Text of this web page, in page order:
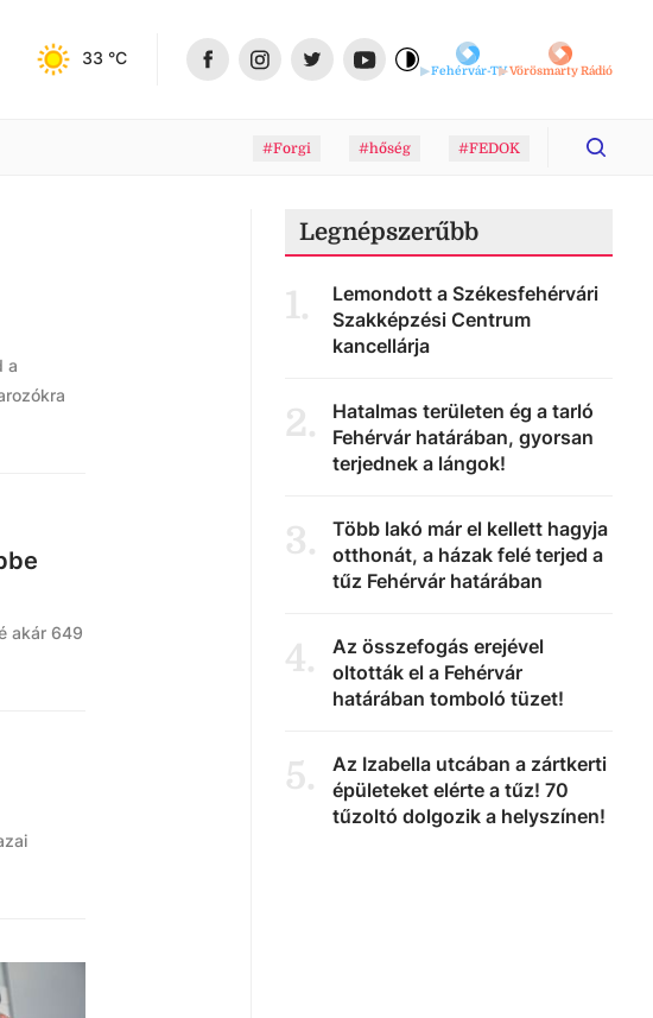
33 °C
Fehérvár-TVVörösmarty Rádió
#Forgi #hőség #FEDOK
a
akár 649
Legnépszerűbb
1.
Lemondott a Székesfehérvári
Szakképzési Centrum
kancellárja
2.
Hatalmas területen ég a tarló
Fehérvár határában, gyorsan
terjednek a lángok!
3.
Több lakó már el kellett hagyja
otthonát, a házak felé terjed a
tűz Fehérvár határában
4.
Az összefogás erejével
oltották el a Fehérvár
határában tomboló tüzet!
5.
Az Izabella utcában a zártkerti
épületeket elérte a tűz! 70
tűzoltó dolgozik a helyszínen!